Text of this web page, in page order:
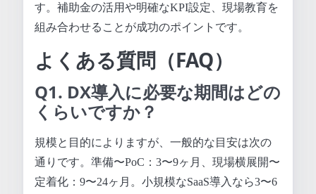
す。補助金の活用や明確なKPI設定、現場教育を
組み合わせることが成功のポイントです。
よくある質問（FAQ）
Q1. DX導入に必要な期間はどの
くらいですか？
規模と目的によりますが、一般的な目安は次の
通りです。準備〜PoC：3〜9ヶ月、現場横展開〜
定着化：9〜24ヶ月。小規模なSaaS導入なら3〜6